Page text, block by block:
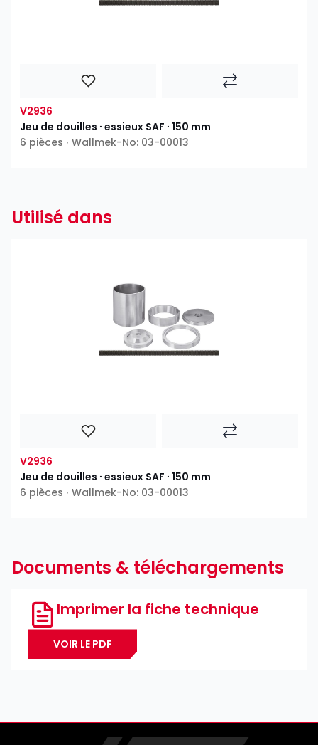
V2936
Jeu de douilles ∙ essieux SAF ∙ 150 mm
6 pièces ∙ Wallmek-No: 03-00013
Utilisé dans
V2936
Jeu de douilles ∙ essieux SAF ∙ 150 mm
6 pièces ∙ Wallmek-No: 03-00013
Documents & téléchargements
Imprimer la fiche technique
VOIR LE PDF